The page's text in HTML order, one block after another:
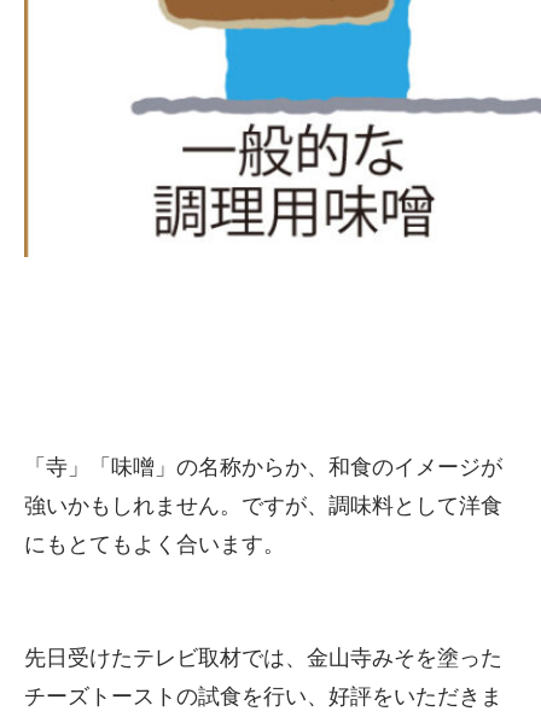
「寺」「味噌」の名称からか、和食のイメージが
強いかもしれません。ですが、調味料として洋食
にもとてもよく合います。
先日受けたテレビ取材では、金山寺みそを塗った
チーズトーストの試食を行い、好評をいただきま